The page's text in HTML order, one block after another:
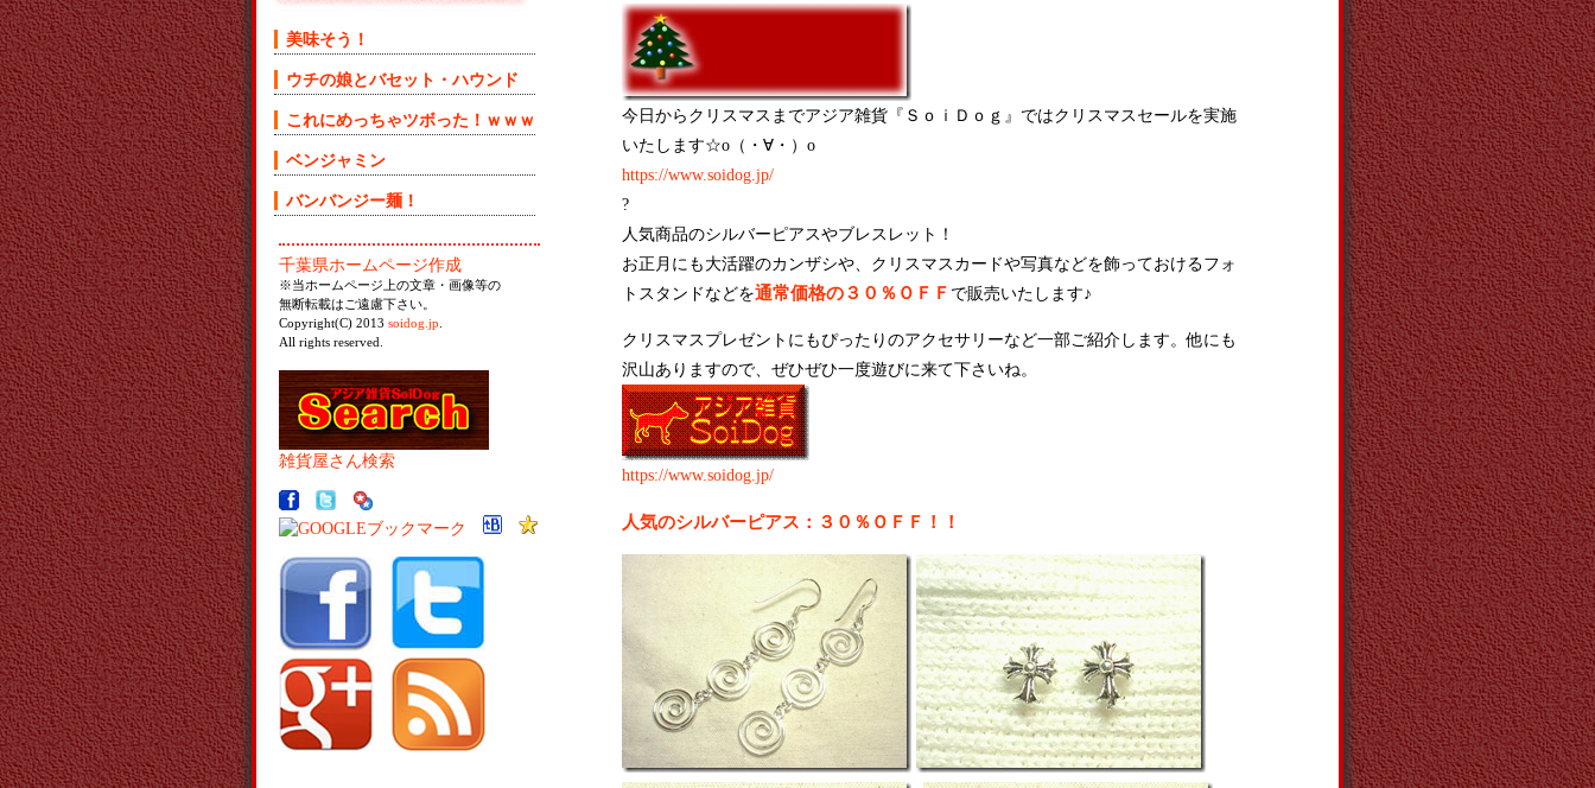
今日からクリスマスまでアジア雑貨『ＳｏｉＤｏｇ』ではクリスマスセールを実施
いたします☆o（・∀・）o
https://www.soidog.jp/
?
人気商品のシルバーピアスやブレスレット！
お正月にも大活躍のカンザシや、クリスマスカードや写真などを飾っておけるフォ
トスタンドなどを通常価格の３０％ＯＦＦ で販売いたします♪
クリスマスプレゼントにもぴったりのアクセサリーなど一部ご紹介します。他にも
沢山ありますので、ぜひぜひ一度遊びに来て下さいね。
https://www.soidog.jp/
人気のシルバーピアス：３０％ＯＦＦ！！
美味そう！
ウチの娘とバセット・ハウンド
これにめっちゃツボった！ｗｗｗ
ベンジャミン
バンバンジー麺！
千葉県ホームページ作成
※当ホームページ上の文章・画像等の
無断転載はご遠慮下さい。
Copyright(C) 2013 soidog.jp
All rights reserved.
雑貨屋さん検索